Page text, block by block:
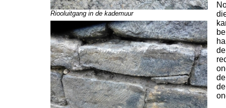
Riooluitgang in de kademuur